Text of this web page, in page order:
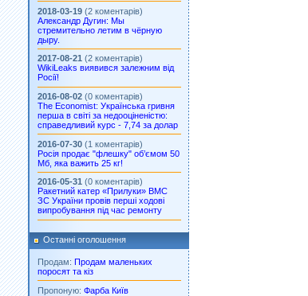
2018-03-19 (2 коментарів)
Александр Дугин: Мы
стремительно летим в чёрную
дыру.
2017-08-21 (2 коментарів)
WikiLeaks виявився залежним від
Росії!
2016-08-02 (0 коментарів)
The Economist: Українська гривня
перша в світі за недооціненістю:
справедливий курс - 7,74 за долар
2016-07-30 (1 коментарів)
Росія продає "флешку" об’ємом 50
Мб, яка важить 25 кг!
2016-05-31 (0 коментарів)
Ракетний катер «Прилуки» ВМС
ЗС України провів перші ходові
випробування під час ремонту
Останні оголошення
Продам: Продам маленьких
поросят та кіз
Пропоную: Фарба Київ